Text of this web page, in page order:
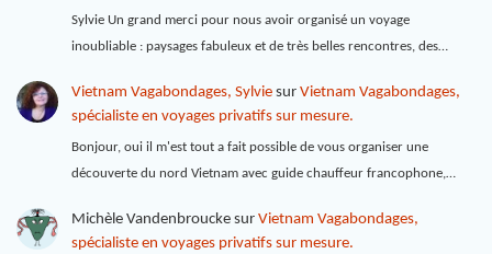
Sylvie Un grand merci pour nous avoir organisé un voyage
inoubliable : paysages fabuleux et de très belles rencontres, des…
Vietnam Vagabondages, Sylviesur Vietnam Vagabondages,
spécialiste en voyages privatifs sur mesure.
Bonjour, oui il m'est tout a fait possible de vous organiser une
découverte du nord Vietnam avec guide chauffeur francophone,…
Michèle Vandenbrouckesur Vietnam Vagabondages,
spécialiste en voyages privatifs sur mesure.